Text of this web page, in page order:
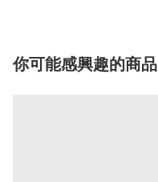
你可能感興趣的商品